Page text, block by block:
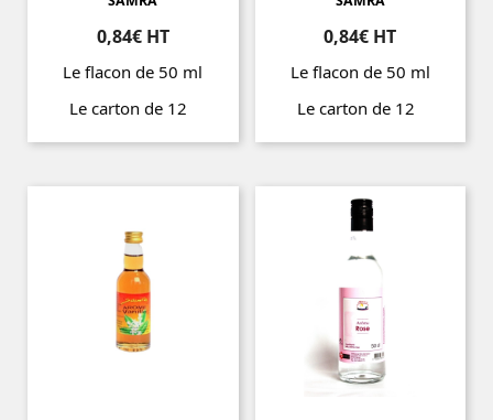
0,84€ HT
Le flacon de 50 ml
Le carton de 12
Prix
0,84€ HT
Le flacon de 50 ml
Le carton de 12
Prix